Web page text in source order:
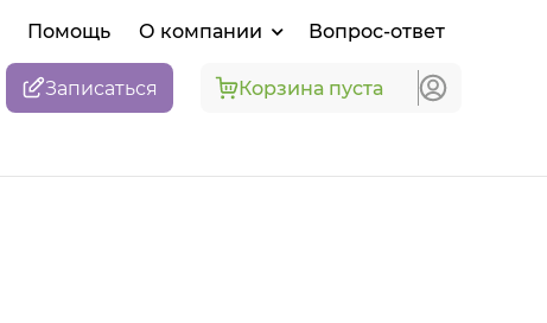
Помощь О компании Вопрос-ответ
Записаться Корзина пуста